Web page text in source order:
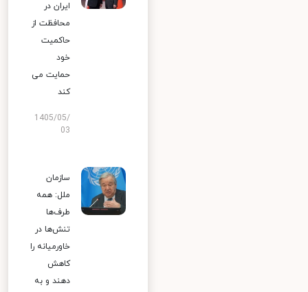
ایران در
محافظت از
حاکمیت
خود
حمایت می
کند
1405/05/
03
سازمان
ملل: همه
طرف‌ها
تنش‌ها در
خاورمیانه را
کاهش
دهند و به